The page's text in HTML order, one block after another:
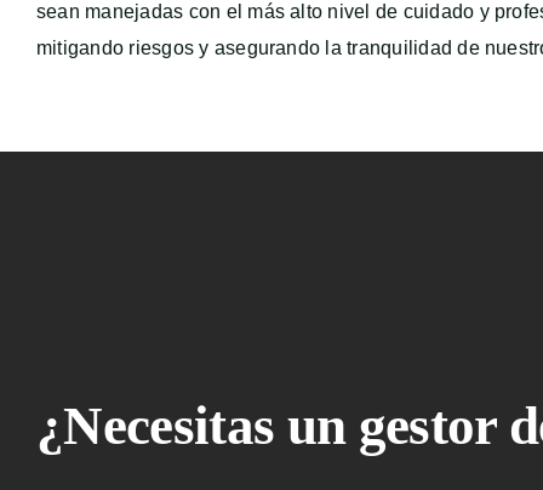
sean manejadas con el más alto nivel de cuidado y
mitigando riesgos y asegurando la tranquilidad de
¿Necesitas un gestor